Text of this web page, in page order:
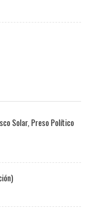
Solar, Preso Político